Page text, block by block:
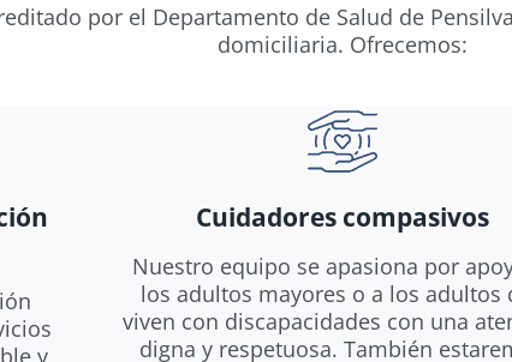
por el Departamento de Salud de
domiciliaria. Ofrecemos:
y
Cuidadores compasivos
Nuestro equipo se apasiona por
los adultos mayores o a los adultos
viven con discapacidades con una
digna y respetuosa. También